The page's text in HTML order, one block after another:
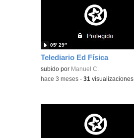
Telediario Ed Física
Contenido educativo.
subido por Manuel C.
05′ 29″
-hace 3 meses -31 visualizaciones